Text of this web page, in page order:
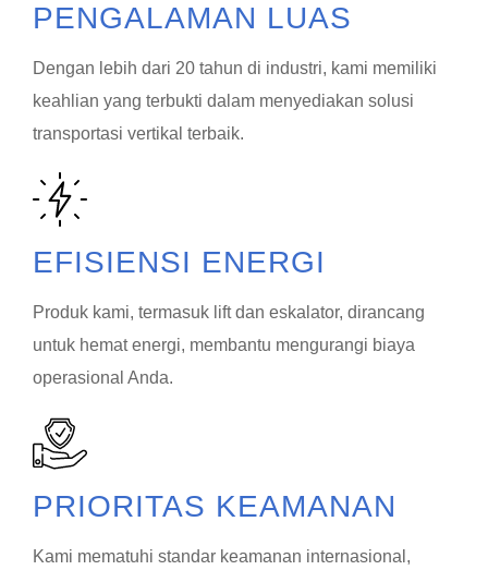
PENGALAMAN LUAS
Dengan lebih dari 20 tahun di industri, kami memiliki
keahlian yang terbukti dalam menyediakan solusi
transportasi vertikal terbaik.
EFISIENSI ENERGI
Produk kami, termasuk lift dan eskalator, dirancang
untuk hemat energi, membantu mengurangi biaya
operasional Anda.
PRIORITAS KEAMANAN
Kami mematuhi standar keamanan internasional,